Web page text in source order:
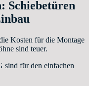
Schiebetüren
Kosten für die Montage
sind teuer.
sind für den einfachen